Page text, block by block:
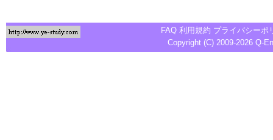
FAQ 利用規約 プライバシーポ
Copyright (C) 2009-2026 Q-